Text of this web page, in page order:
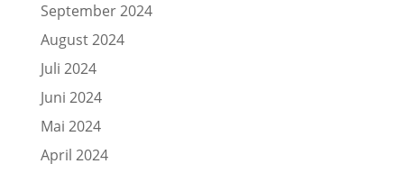
September 2024
August 2024
Juli 2024
Juni 2024
Mai 2024
April 2024